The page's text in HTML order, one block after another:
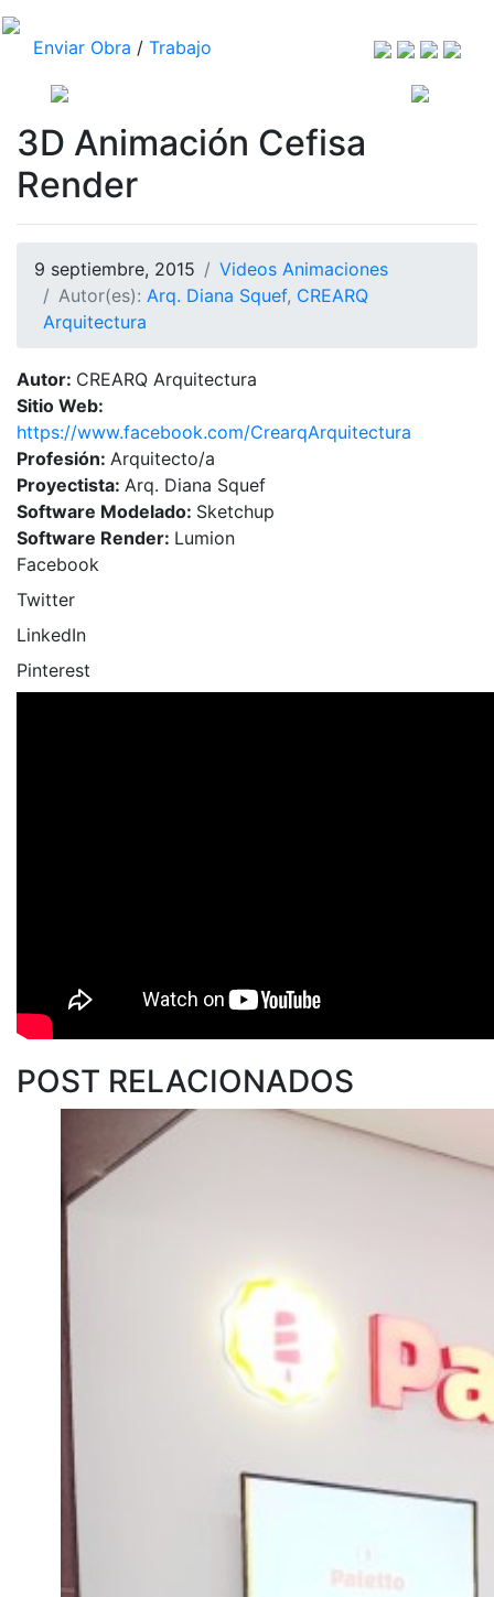
Enviar Obra / Trabajo
3D Animación Cefisa
Render
9 septiembre, 2015
Videos Animaciones
Autor(es): Arq. Diana Squef, CREARQ
Arquitectura
Autor: CREARQ Arquitectura
Sitio Web:
https://www.facebook.com/CrearqArquitectura
Profesión: Arquitecto/a
Proyectista: Arq. Diana Squef
Software Modelado: Sketchup
Software Render: Lumion
Facebook
Twitter
LinkedIn
Pinterest
POST RELACIONADOS